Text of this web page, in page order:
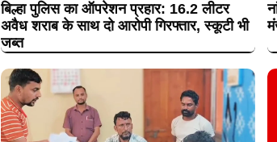
बिल्हा पुलिस का ऑपरेशन प्रहार: 16.2 लीटर
अवैध शराब के साथ दो आरोपी गिरफ्तार, स्कूटी भी
जब्त